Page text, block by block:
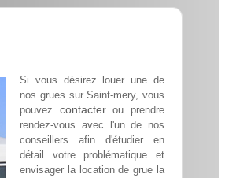
Si vous désirez louer une de
nos grues sur Saint-mery, vous
pouvez contacterou prendre
rendez-vous avec l'un de nos
conseillers afin d'étudier en
détail votre problématique et
envisager la location de grue la